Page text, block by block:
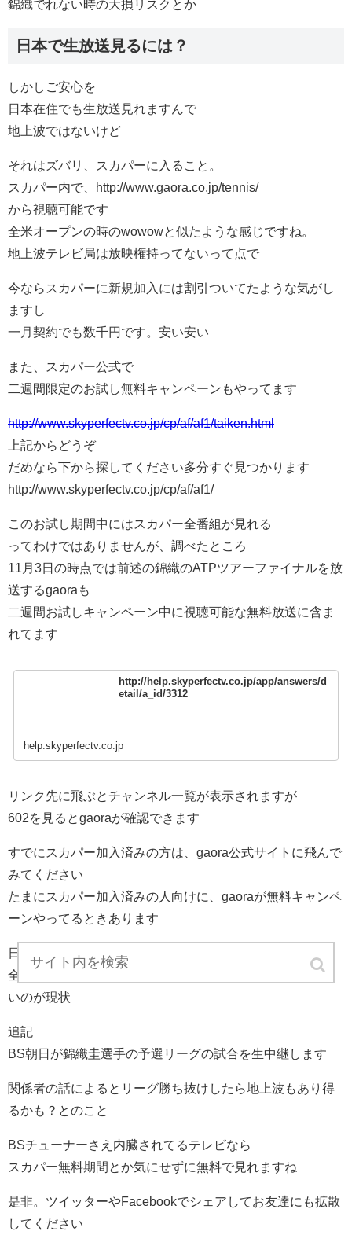
錦織でれない時の大損リスクとか
日本で生放送見るには？
しかしご安心を
日本在住でも生放送見れますんで
地上波ではないけど
それはズバリ、スカパーに入ること。
スカパー内で、http://www.gaora.co.jp/tennis/
から視聴可能です
全米オープンの時のwowowと似たような感じですね。
地上波テレビ局は放映権持ってないって点で
今ならスカパーに新規加入には割引ついてたような気がし
ますし
一月契約でも数千円です。安い安い
また、スカパー公式で
二週間限定のお試し無料キャンペーンもやってます
http://www.skyperfectv.co.jp/cp/af/af1/taiken.html
上記からどうぞ
だめなら下から探してください多分すぐ見つかります
http://www.skyperfectv.co.jp/cp/af/af1/
このお試し期間中にはスカパー全番組が見れる
ってわけではありませんが、調べたところ
11月3日の時点では前述の錦織のATPツアーファイナルを放
送するgaoraも
二週間お試しキャンペーン中に視聴可能な無料放送に含ま
れてます
http://help.skyperfectv.co.jp/app/answers/d
etail/a_id/3312
help.skyperfectv.co.jp
リンク先に飛ぶとチャンネル一覧が表示されますが
602を見るとgaoraが確認できます
すでにスカパー加入済みの方は、gaora公式サイトに飛んで
みてください
たまにスカパー加入済みの人向けに、gaoraが無料キャンペ
ーンやってるときあります
日本ではATPツアーファイナルは
全米オープンやウィンブルドンよりも注目度も知名度も低
いのが現状
追記
BS朝日が錦織圭選手の予選リーグの試合を生中継します
関係者の話によるとリーグ勝ち抜けしたら地上波もあり得
るかも？とのこと
BSチューナーさえ内臓されてるテレビなら
スカパー無料期間とか気にせずに無料で見れますね
是非。ツイッターやFacebookでシェアしてお友達にも拡散
してください